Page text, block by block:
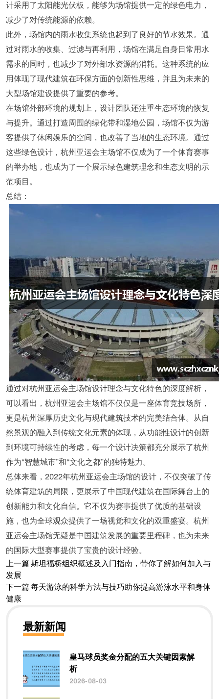
计采用了太阳能光伏板，能够为场馆提供一定的绿色电力，
减少了对传统能源的依赖。
此外，场馆内的雨水收集系统也起到了良好的节水效果。通
过对雨水的收集、过滤与再利用，场馆在满足自身日常用水
需求的同时，也减少了对外部水资源的消耗。这种系统的应
用体现了现代建筑在环保方面的创新性思维，并且为未来的
大型场馆建设提供了重要的参考。
在场馆外部环境的规划上，设计团队还注重生态环境的恢复
与提升。通过打造周围的绿化带和湿地公园，场馆不仅为游
客提供了休闲娱乐的空间，也改善了当地的生态环境。通过
这些绿色设计，杭州亚运会主场馆不仅成为了一个体育赛事
的举办地，也成为了一个展示绿色建筑理念和生态文明的示
范项目。
总结：
通过对杭州亚运会主场馆设计理念与文化特色的深度解析，
可以看出，杭州亚运会主场馆不仅仅是一座体育竞技场所，
更是杭州深厚历史文化与现代建筑技术的完美结合体。从自
然景观的融入到传统文化元素的体现，从功能性设计的创新
到环境可持续性的考虑，每一个设计决策都充分展示了杭州
作为“智慧城市”和“文化之都”的独特魅力。
总体来看，2022年杭州亚运会主场馆的设计，不仅突破了传
统体育建筑的局限，更展示了中国现代建筑在国际舞台上的
创新能力和文化自信。它不仅为赛事提供了优质的基础设
施，也为全球观众提供了一场视觉和文化的双重盛宴。杭州
亚运会主场馆无疑是中国建筑发展的重要里程碑，也为未来
的国际大型赛事提供了宝贵的设计经验。
上一篇 斯坦福桥组织概述及入门指南，带你了解如何加入与
发展
下一篇 每天游泳的科学方法与技巧助你提高游泳水平和身体
健康
最新新闻
皇马球员奖金分配的五大关键因素解
析
2026-08-03